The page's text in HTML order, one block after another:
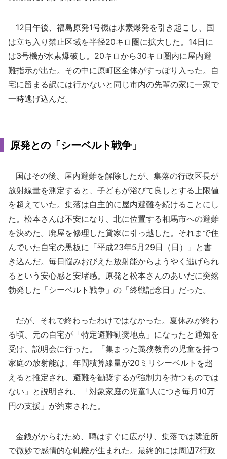
12日午後、福島原発1号機は水素爆発を引き起こし、国
は立ち入り禁止区域を半径20キロ圏に拡大した。14日に
は3号機が水素爆破し。20キロから30キロ圏内に屋内避
難指示が出た。その中に原町区全体がすっぽり入った。自
宅に留まる訳には行かないと同じ市内の先輩の家に一家で
一時逃げ込んだ。
原発との「シーベルト戦争」
国はその後、屋内避難を解除したが、集落の行政区長が
放射線量を測定すると、子どもが浴びて良しとする上限値
を超えていた。集落は自主的に屋内避難を続けることにし
た。松本さんは不安になり、北に位置する相馬市への避難
を決めた。廃屋を修理した貸家に引っ越した。それまで住
んでいた自宅の黒板に「平成23年5月29日（日）」と書
き込んだ。毎日悩みおびえた放射能からようやく逃げられ
るという安心感と安堵感。原発と松本さんのあいだに突然
勃発した「シーベルト戦争」の「終戦記念日」だった。
だが、それで終わったわけではなかった。夏休みが終わ
る頃、元の自宅が「特定避難勧奨地点」になったと通知を
受け、説明会に行った。「集まった義務教育の児童を持つ
家庭の放射能は、年間積算線量が20ミリシーベルトを超
えると推定され、避難を勧奨するが強制力を持つものでは
ない」と説明され、「対象家庭の児童1人につき毎月10万
円の支援」が約束された。
金銭がからむため、噂はすぐに広がり、集落では隣近所
で微妙で感情的な軋轢が生まれた。最終的には周辺7行政